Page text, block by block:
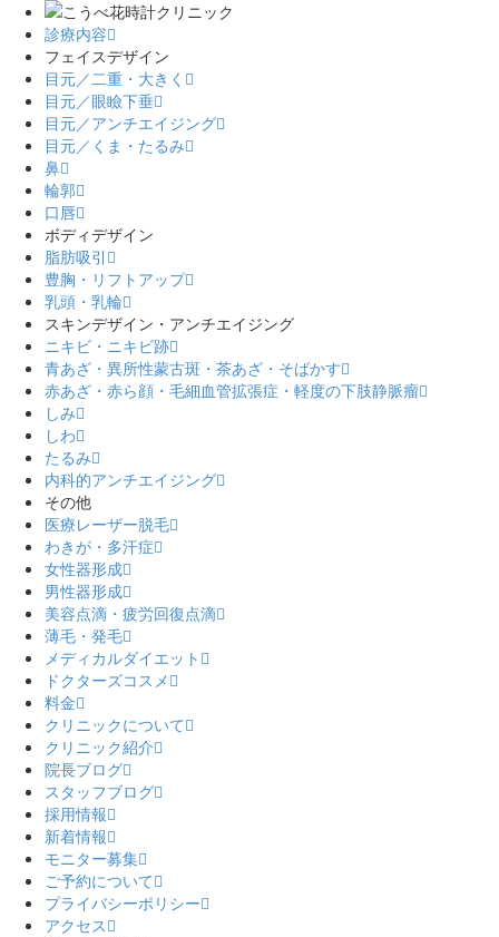
診療内容
フェイスデザイン
目元／二重・大きく
目元／眼瞼下垂
目元／アンチエイジング
目元／くま・たるみ
鼻
輪郭
口唇
ボディデザイン
脂肪吸引
豊胸・リフトアップ
乳頭・乳輪
スキンデザイン・アンチエイジング
ニキビ・ニキビ跡
青あざ・異所性蒙古斑・茶あざ・そばかす
赤あざ・赤ら顔・毛細血管拡張症・軽度の下肢静脈瘤
しみ
しわ
たるみ
内科的アンチエイジング
その他
医療レーザー脱毛
わきが・多汗症
女性器形成
男性器形成
美容点滴・疲労回復点滴
薄毛・発毛
メディカルダイエット
ドクターズコスメ
料金
クリニックについて
クリニック紹介
院長ブログ
スタッフブログ
採用情報
新着情報
モニター募集
ご予約について
プライバシーポリシー
アクセス